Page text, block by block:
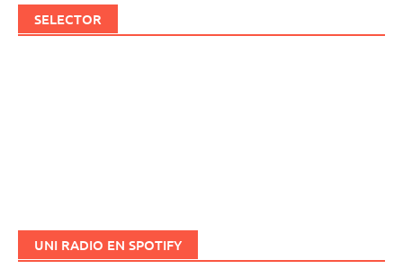
SELECTOR
UNI RADIO EN SPOTIFY